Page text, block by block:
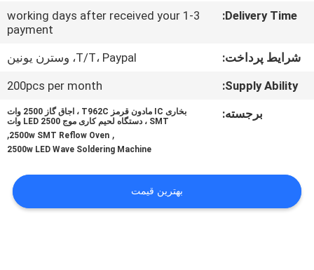
ما
بگیرید
ON
LINE
Delivery Time:
1-3 working days after received your
payment
شرایط پرداخت:
T/T، Paypal، وسترن يونين
Supply Ability:
200pcs per month
برجسته:
بخاری IC مادون قرمز T962C ، اجاق گاز 2500 وات
SMT ، دستگاه لحیم کاری موج LED 2500 وات
,
2500w SMT Reflow Oven
,
2500w LED Wave Soldering Machine
بهترین قیمت